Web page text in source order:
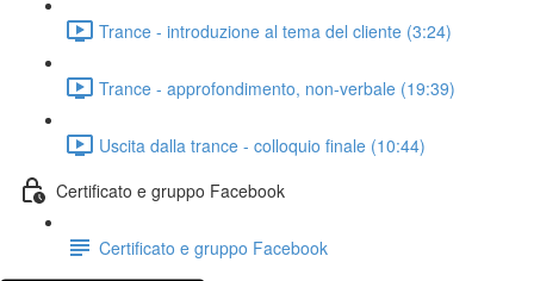
Trance - introduzione al tema del cliente (3:24)
Trance - approfondimento, non-verbale (19:39)
Uscita dalla trance - colloquio finale (10:44)
Certificato e gruppo Facebook
Certificato e gruppo Facebook